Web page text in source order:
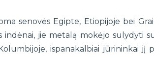
senovės Egipte, Etiopijoje bei
jie metalą mokėjo sulydyti
ispanakalbiai jūrininkai jį